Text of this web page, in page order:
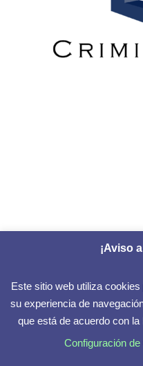
¡Aviso
Este sitio web utiliza
su experiencia de
que está de acuerdo con
Configuración